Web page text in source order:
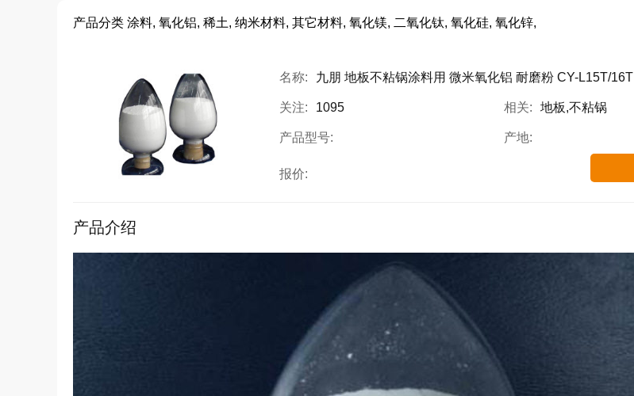
产品分类 涂料, 氧化铝, 稀土, 纳米材料, 其它材料, 氧化镁, 二氧化钛, 氧化硅, 氧化锌,
名称: 九朋 地板不粘锅涂料用 微米氧化铝 耐磨粉 CY-L15T/16T
关注: 1095 相关: 地板,不粘锅
产品型号: 产地:
报价:
产品介绍